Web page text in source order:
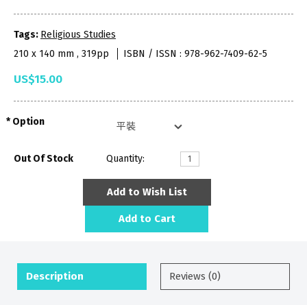
Tags: Religious Studies
210 x 140 mm , 319pp
ISBN / ISSN : 978-962-7409-62-5
US$15.00
Option
Out Of Stock Quantity:
Add to Wish List
Add to Cart
Description Reviews (0)